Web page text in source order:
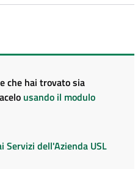
che hai trovato sia
usando il modulo
Servizi dell'Azienda USL